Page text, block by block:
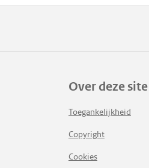
Over deze site
Toegankelijkheid
Copyright
Cookies